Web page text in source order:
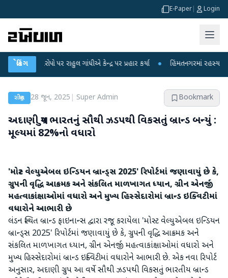
E-Paper Login
બ્રેકિંગ
આરોપો પર રાહુલ ગાંધીએ કેન્દ્ર પર પ્રહાર કર્યા ● હિંમતનગરમાં રહસ્યમય વાયરસ કે
રાષ્ટ્રીય 28 જૂન, 2025 Super Admin Bookmark
અદાણી ગ્રુપ ભારતનું સૌથી ઝડપથી વિકસતું બ્રાન્ડ બન્યું :
મૂલ્યમાં 82%નો વધારો
'મોસ્ટ વેલ્યુએબલ ઇન્ડિયન બ્રાન્ડ્સ 2025' રિપોર્ટમાં જણાવાયું છે કે,
ગ્રુપની વૃદ્ધિ આક્રમક અને સંકલિત માળખાગત ધ્યાન, ગ્રીન એનર્જી
મહત્વાકાંક્ષાઓમાં વધારો અને મુખ્ય હિસ્સેદારોમાં બ્રાન્ડ ઇક્વિટીમાં
વધારોને આભારી છે
લંડન સ્થિત બ્રાન્ડ ફાઇનાન્સ દ્વારા રજૂ કરાયેલા 'મોસ્ટ વેલ્યુએબલ ઇન્ડિયન
બ્રાન્ડ્સ 2025' રિપોર્ટમાં જણાવાયું છે કે, ગ્રુપની વૃદ્ધિ આક્રમક અને
સંકલિત માળખાગત ધ્યાન, ગ્રીન એનર્જી મહત્વાકાંક્ષાઓમાં વધારો અને
મુખ્ય હિસ્સેદારોમાં બ્રાન્ડ ઇક્વિટીમાં વધારોને આભારી છે. એક નવા રિપોર્ટ
અનુસાર, અદાણી ગ્રુપ આ વર્ષે સૌથી ઝડપથી વિકસતું ભારતીય બ્રાન્ડ